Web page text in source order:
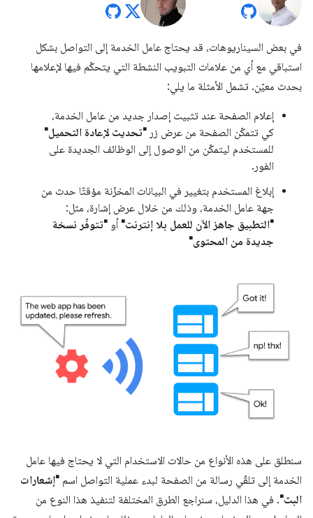
في بعض السيناريوهات، قد يحتاج عامل الخدمة إلى التواصل بشكل
استباقي مع أي من علامات التبويب النشطة التي يتحكّم فيها لإعلامها
بحدث معيّن. تشمل الأمثلة ما يلي:
إعلام الصفحة عند تثبيت إصدار جديد من عامل الخدمة،
كي تتمكّن الصفحة من عرض زر "تحديث لإعادة التحميل"
للمستخدم ليتمكّن من الوصول إلى الوظائف الجديدة على
الفور.
إبلاغ المستخدم بتغيير في البيانات المخزّنة مؤقتًا حدث من
جهة عامل الخدمة، وذلك من خلال عرض إشارة، مثل:
"التطبيق جاهز الآن للعمل بلا إنترنت" أو "تتوفّر نسخة
جديدة من المحتوى"
سنطلق على هذه الأنواع من حالات الاستخدام التي لا يحتاج فيها عامل
الخدمة إلى تلقّي رسالة من الصفحة لبدء عملية التواصل اسم "إشعارات
البث". في هذا الدليل، سنراجع الطرق المختلفة لتنفيذ هذا النوع من